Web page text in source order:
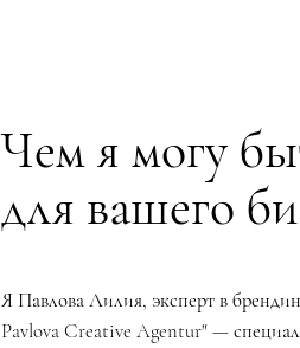
Чем я могу
для вашего
Я Павлова Лилия, эксперт в
Pavlova Creative Agentur" —